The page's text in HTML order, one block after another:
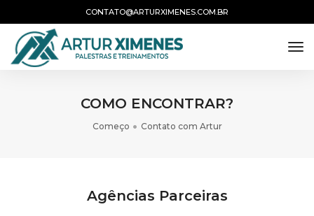
CONTATO@ARTURXIMENES.COM.BR
COMO ENCONTRAR?
Começo Contato com Artur
Agências Parceiras